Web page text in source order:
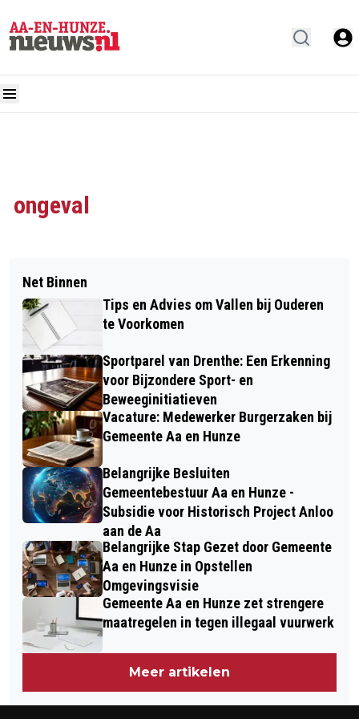
ongeval
Net Binnen
Tips en Advies om Vallen bij Ouderen
te Voorkomen
Sportparel van Drenthe: Een Erkenning
voor Bijzondere Sport- en
Beweeginitiatieven
Vacature: Medewerker Burgerzaken bij
Gemeente Aa en Hunze
Belangrijke Besluiten
Gemeentebestuur Aa en Hunze -
Subsidie voor Historisch Project Anloo
aan de Aa
Belangrijke Stap Gezet door Gemeente
Aa en Hunze in Opstellen
Omgevingsvisie
Gemeente Aa en Hunze zet strengere
maatregelen in tegen illegaal vuurwerk
Meer artikelen